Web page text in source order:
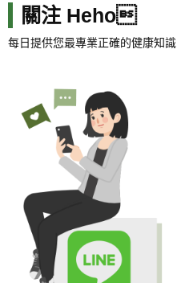
關注 Heho
每日提供您最專業正確的健康知識